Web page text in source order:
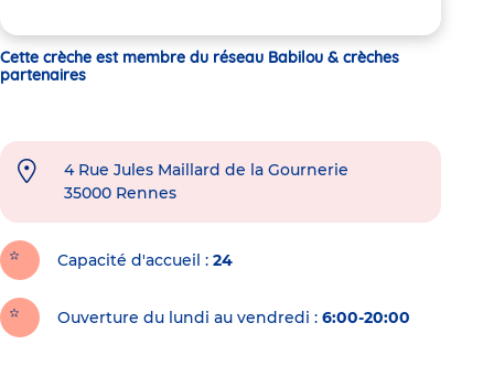
Cette crèche est membre du réseau Babilou & crèches
partenaires
4 Rue Jules Maillard de la Gournerie
35000 Rennes
Capacité d'accueil 24
Ouverture du lundi au vendredi : 6:00-20:00